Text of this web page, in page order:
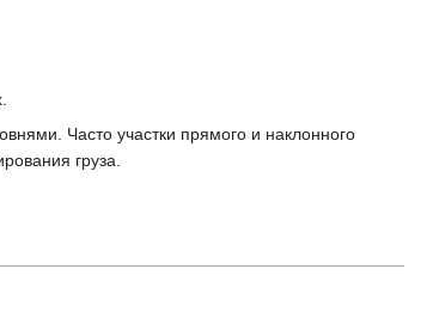
Часто участки прямого и наклонного
груза.